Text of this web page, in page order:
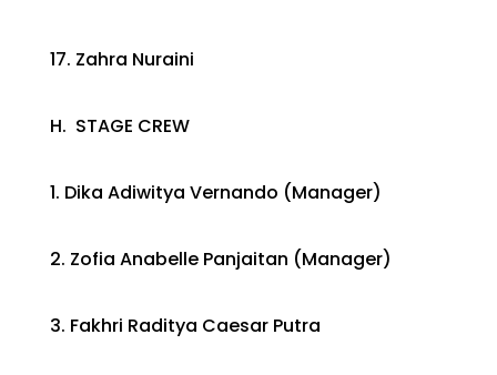
17. Zahra Nuraini
H. STAGE CREW
1. Dika Adiwitya Vernando (Manager)
2. Zofia Anabelle Panjaitan (Manager)
3. Fakhri Raditya Caesar Putra